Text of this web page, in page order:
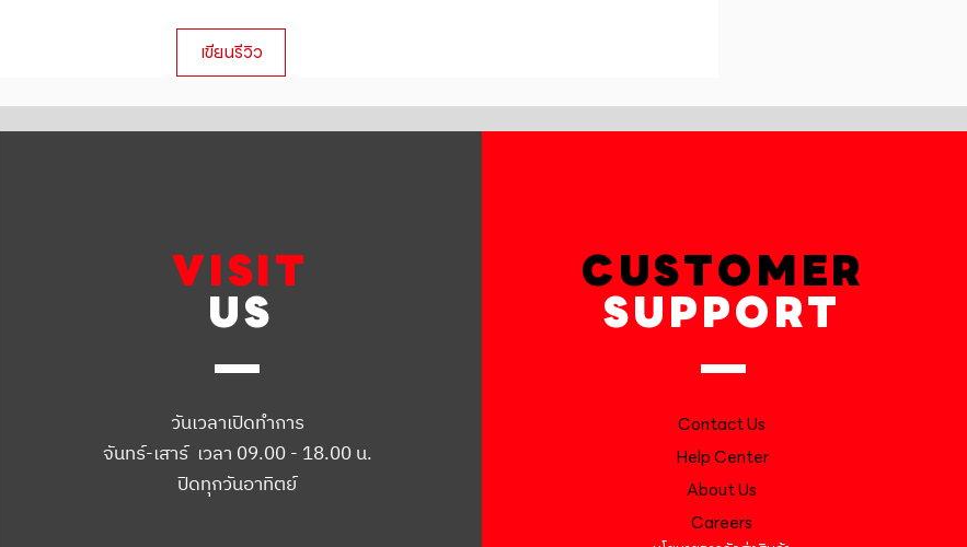
เขียนรีวิว
VISIT
US
วันเวลาเปิดทำการ
จันทร์-เสาร์ เวลา 09.00 - 18.00 น.
ปิดทุกวันอาทิตย์
CUSTOMER
SUPPORT
Contact Us
Help Center
About Us
Careers